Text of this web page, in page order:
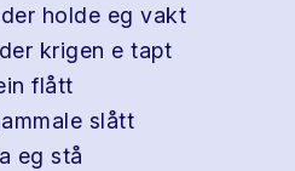
holde eg vakt
krigen e tapt
flått
slått
eg stå